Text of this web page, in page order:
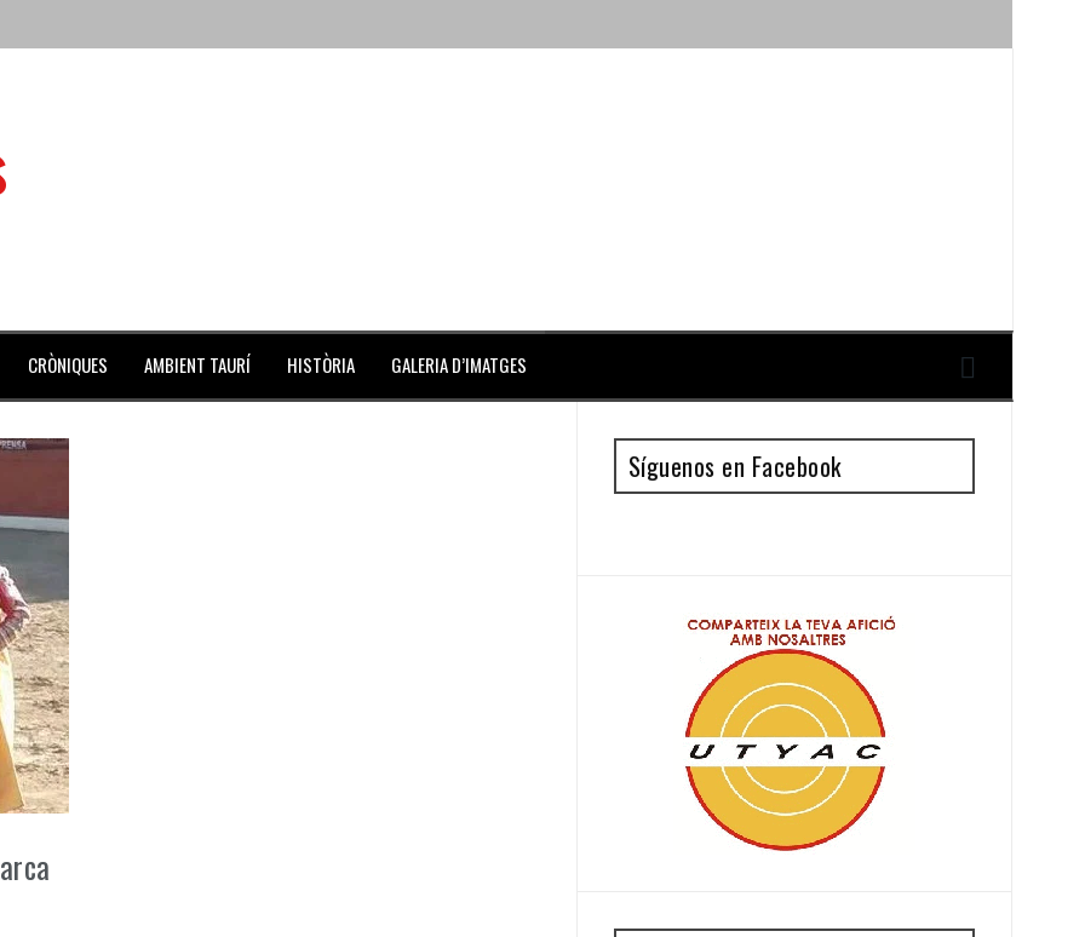
de julio repleto de actividades
Coliseo Balear
CRÒNIQUES AMBIENT TAURÍ HISTÒRIA GALERIA D’IMATGES
Síguenos en Facebook